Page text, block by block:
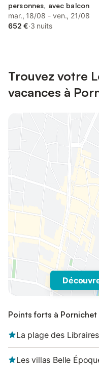
personnes, avec balcon
mar., 18/08 - ven., 21/08
652 €·3 nuits
Trouvez votre
vacances à
Points forts à Pornichet
La plage des Libraires
Les villas Belle